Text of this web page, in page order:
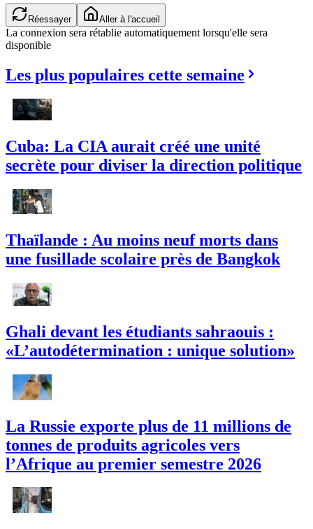
Réessayer Aller à l'accueil
La connexion sera rétablie automatiquement lorsqu'elle sera
disponible
Les plus populaires cette semaine
Cuba: La CIA aurait créé une unité
secrète pour diviser la direction politique
Thaïlande : Au moins neuf morts dans
une fusillade scolaire près de Bangkok
Ghali devant les étudiants sahraouis :
«L’autodétermination : unique solution»
La Russie exporte plus de 11 millions de
tonnes de produits agricoles vers
l’Afrique au premier semestre 2026